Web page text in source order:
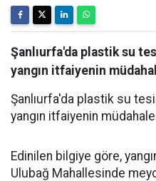
Şanlıurfa'da plastik su
yangın itfaiyenin
Şanlıurfa'da plastik su
yangın itfaiyenin
Edinilen bilgiye göre,
Ulubağ Mahallesinde